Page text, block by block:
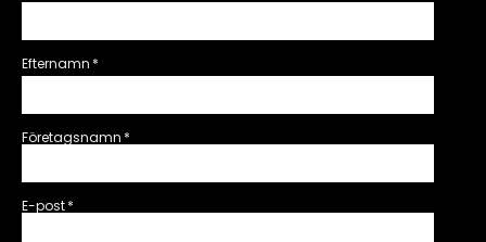
Efternamn *
Företagsnamn *
E-post*